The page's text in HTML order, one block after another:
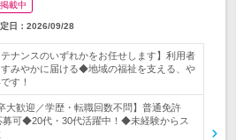
載中
日： 2026/09/28
テナンスのいずれかをお任せします】利用者
みやかに届ける◆地域の福祉を支える、や
す！
大歓迎／学歴・転職回数不問】普通免許
募可◆20代・30代活躍中！◆未経験からス